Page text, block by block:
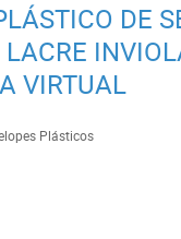
DE
VIRTUAL
Plásticos